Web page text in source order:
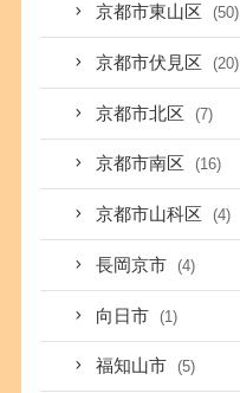
京都市東山区 (50)
京都市伏見区 (20)
京都市北区 (7)
京都市南区 (16)
京都市山科区 (4)
長岡京市 (4)
向日市 (1)
福知山市 (5)